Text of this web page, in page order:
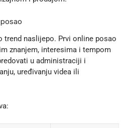
trend naslijepo. Prvi online posao
znanjem, interesima i tempom
u administraciji i
uređivanju videa ili